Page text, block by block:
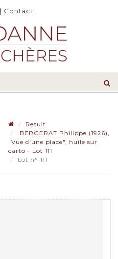
| Contact
Result
BERGERAT Philippe (1926),
"Vue d'une place", huile sur
carto - Lot 111
Lot n° 111